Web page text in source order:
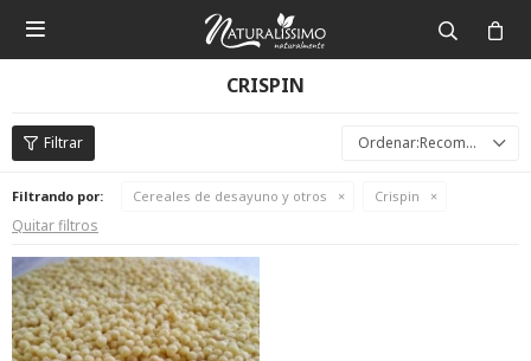

CRISPIN
Recomendados
Filtrando por: Cereales de desayuno y otros Crispin
Quitar filtros